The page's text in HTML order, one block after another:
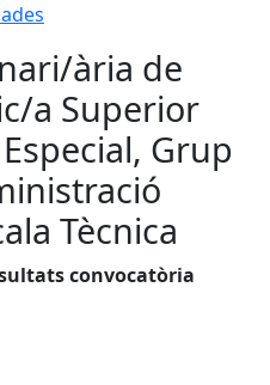
ària de
a Superior
Grup
Tècnica
convocatòria